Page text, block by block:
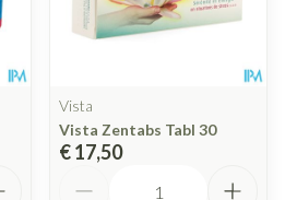
Vista
Vista Zentabs Tabl 30
€ 17,50